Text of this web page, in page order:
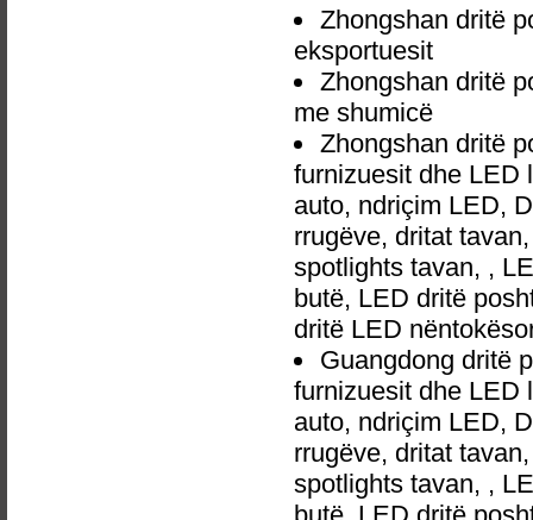
Zhongshan dritë
eksportuesit
Zhongshan dritë
me shumicë
Zhongshan dritë
furnizuesit dhe LED
auto, ndriçim LED,
rrugëve, dritat
spotlights tavan, ,
butë, LED dritë
dritë LED
Guangdong dritë
furnizuesit dhe LED
auto, ndriçim LED,
rrugëve, dritat
spotlights tavan, ,